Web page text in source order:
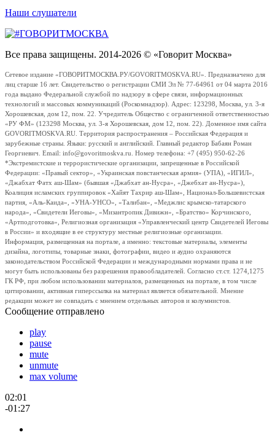
Наши слушатели
Все права защищены. 2014-2026 © «Говорит Москва»
Сетевое издание «ГОВОРИТМОСКВА.РУ/GOVORITMOSKVA.RU». Предназначено для
лиц старше 16 лет. Свидетельство о регистрации СМИ Эл № 77-64961 от 04 марта 2016
года выдано Федеральной службой по надзору в сфере связи, информационных
технологий и массовых коммуникаций (Роскомнадзор). Адрес: 123298, Москва, ул. 3-я
Хорошевская, дом 12, пом. 22. Учредитель Общество с ограниченной ответственностью
«РУ ФМ» (123298 Москва, ул. 3-я Хорошевская, дом 12, пом. 22). Доменное имя сайта
GOVORITMOSKVA.RU. Территория распространения – Российская Федерация и
зарубежные страны. Языки: русский и английский. Главный редактор Бабаян Роман
Георгиевич. Email: info@govoritmoskva.ru. Номер телефона: +7 (495) 950-62-26
*Экстремистские и террористические организации, запрещенные в Российской
Федерации: «Правый сектор», «Украинская повстанческая армия» (УПА), «ИГИЛ»,
«Джабхат Фатх аш-Шам» (бывшая «Джабхат ан-Нусра», «Джебхат ан-Нусра»),
Коалиция исламских группировок «Хайят Тахрир аш-Шам», Национал-Большевистская
партия, «Аль-Каида», «УНА-УНСО», «Талибан», «Меджлис крымско-татарского
народа», «Свидетели Иеговы», «Мизантропик Дивижн», «Братство» Корчинского,
«Артподготовка», Религиозная организация «Управленческий центр Свидетелей Иеговы
в России» и входящие в ее структуру местные религиозные организации.
Информация, размещенная на портале, а именно: текстовые материалы, элементы
дизайна, логотипы, товарные знаки, фотографии, видео и аудио охраняются
законодательством Российской Федерации и международными нормами права и не
могут быть использованы без разрешения правообладателей. Согласно ст.ст. 1274,1275
ГК РФ, при любом использовании материалов, размещенных на портале, в том числе
цитировании, активная гиперссылка на материал является обязательной. Мнение
редакции может не совпадать с мнением отдельных авторов и колумнистов.
Сообщение отправлено
play
pause
mute
unmute
max volume
02:01
-01:27